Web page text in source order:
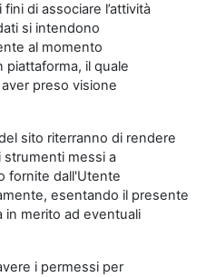
di associare l’attività
si intendono
al momento
piattaforma, il quale
preso visione
sito riterranno di rendere
strumenti messi a
fornite dall'Utente
esentando il presente
in merito ad eventuali
i permessi per